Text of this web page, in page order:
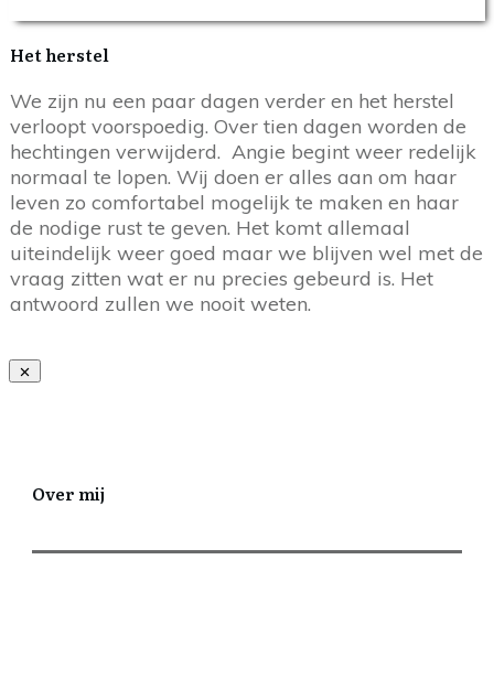
Het herstel
We zijn nu een paar dagen verder en het herstel
verloopt voorspoedig. Over tien dagen worden de
hechtingen verwijderd. Angie begint weer redelijk
normaal te lopen. Wij doen er alles aan om haar
leven zo comfortabel mogelijk te maken en haar
de nodige rust te geven. Het komt allemaal
uiteindelijk weer goed maar we blijven wel met de
vraag zitten wat er nu precies gebeurd is. Het
antwoord zullen we nooit weten.
Over mij